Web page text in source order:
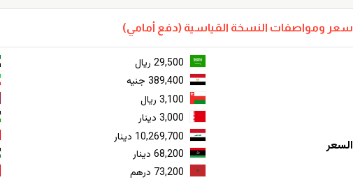
سعر ومواصفات النسخة القياسية (دفع أمامي)
السعر
29,500 ريال
389,400 جنيه
3,100 ريال
3,000 دينار
10,269,700 دينار
68,200 دينار
73,200 درهم